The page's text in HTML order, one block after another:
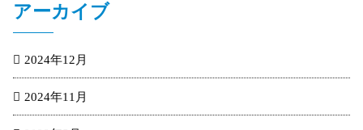
アーカイブ
2024年12月
2024年11月